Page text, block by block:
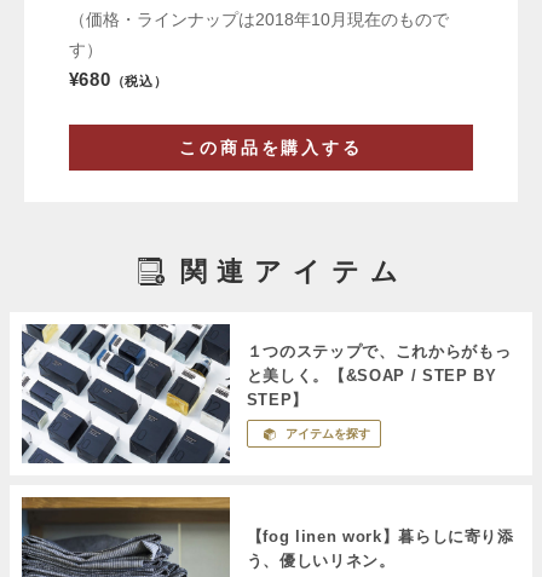
（価格・ラインナップは2018年10月現在のもので
す）
¥680 （税込）
この商品を購入する
関連アイテム
１つのステップで、これからがもっ
と美しく。【&SOAP / STEP BY
STEP】
アイテムを探す
【fog linen work】暮らしに寄り添
う、優しいリネン。